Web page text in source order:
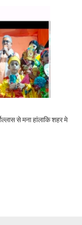
से मना हांलाकि शहर मे